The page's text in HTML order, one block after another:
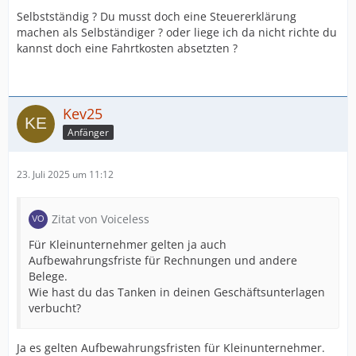
Selbstständig ? Du musst doch eine Steuererklärung
machen als Selbständiger ? oder liege ich da nicht richte du
kannst doch eine Fahrtkosten absetzten ?
Kev25
Anfänger
23. Juli 2025 um 11:12
Zitat von Voiceless
Für Kleinunternehmer gelten ja auch
Aufbewahrungsfriste für Rechnungen und andere
Belege.
Wie hast du das Tanken in deinen Geschäftsunterlagen
verbucht?
Ja es gelten Aufbewahrungsfristen für Kleinunternehmer.